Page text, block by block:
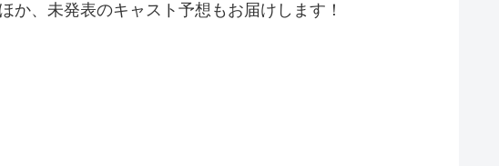
、未発表のキャスト予想もお届けします！